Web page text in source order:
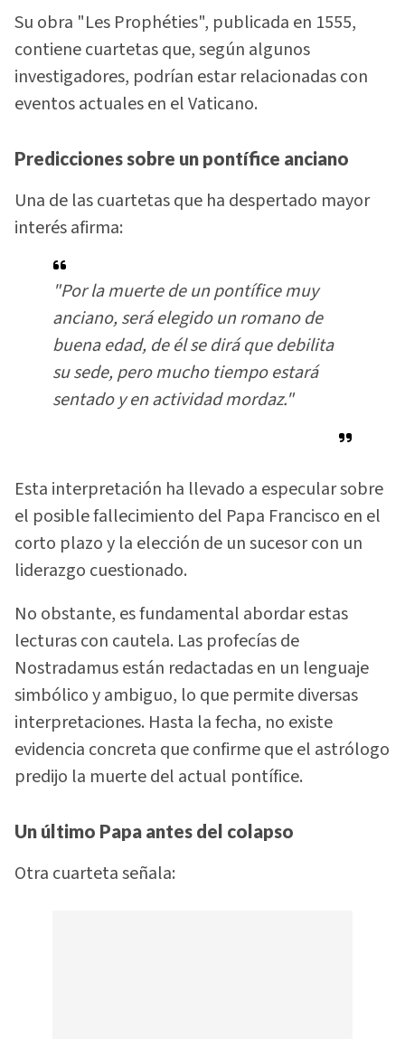
Su obra "Les Prophéties", publicada en 1555,
contiene cuartetas que, según algunos
investigadores, podrían estar relacionadas con
eventos actuales en el Vaticano.
Predicciones sobre un pontífice anciano
Una de las cuartetas que ha despertado mayor
interés afirma:
"Por la muerte de un pontífice muy
anciano, será elegido un romano de
buena edad, de él se dirá que debilita
su sede, pero mucho tiempo estará
sentado y en actividad mordaz."
Esta interpretación ha llevado a especular sobre
el posible fallecimiento del Papa Francisco en el
corto plazo y la elección de un sucesor con un
liderazgo cuestionado.
No obstante, es fundamental abordar estas
lecturas con cautela. Las profecías de
Nostradamus están redactadas en un lenguaje
simbólico y ambiguo, lo que permite diversas
interpretaciones. Hasta la fecha, no existe
evidencia concreta que confirme que el astrólogo
predijo la muerte del actual pontífice.
Un último Papa antes del colapso
Otra cuarteta señala: